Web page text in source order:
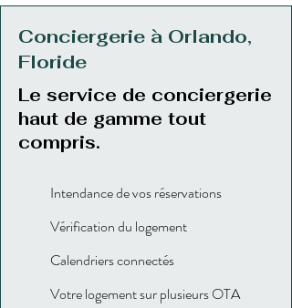
Conciergerie à Orlando,
Floride
Le service de conciergerie
haut de gamme tout
compris.
Intendance de vos réservations
Vérification du logement
Calendriers connectés
Votre logement sur plusieurs OTA